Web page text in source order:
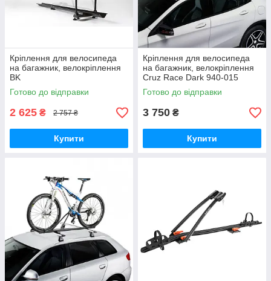
Кріплення для велосипеда
на багажник, велокріплення
BK
Готово до відправки
2 625 ₴ 2 757 ₴
Купити
Кріплення для велосипеда
на багажник, велокріплення
Cruz Race Dark 940-015
Готово до відправки
3 750 ₴
Купити